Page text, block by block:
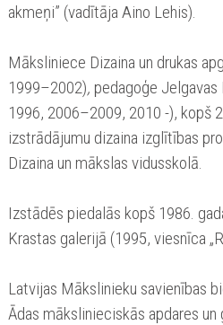
akmeņi” (vadītāja Aino Lehis).
Māksliniece Dizaina un drukas
1999–2002), pedagoģe
1996, 2006–2009, 2010 -), kopš
izstrādājumu dizaina izglītības
Dizaina un mākslas vidusskolā.
Izstādēs piedalās kopš 1986.
Krastas galerijā (1995, viesnīca
Latvijas Mākslinieku savienības
Ādas mākslinieciskās apdares